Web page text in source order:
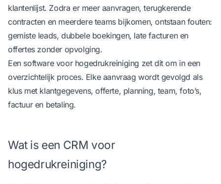
klantenlijst. Zodra er meer aanvragen, terugkerende
contracten en meerdere teams bijkomen, ontstaan fouten:
gemiste leads, dubbele boekingen, late facturen en
offertes zonder opvolging.
Een software voor hogedrukreiniging zet dit om in een
overzichtelijk proces. Elke aanvraag wordt gevolgd als
klus met klantgegevens, offerte, planning, team, foto’s,
factuur en betaling.
Wat is een CRM voor
hogedrukreiniging?